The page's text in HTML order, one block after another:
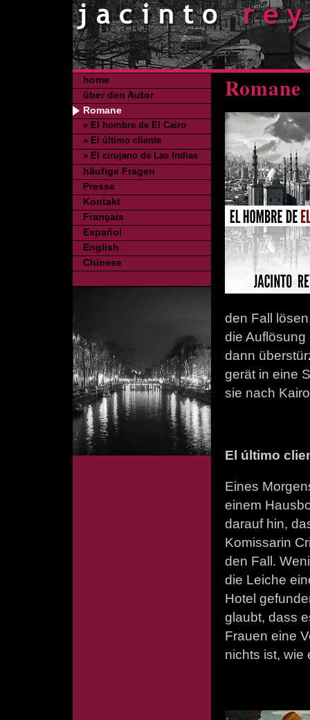
home
über den Autor
Romane
» El hombre de El Cairo
» El último cliente
» El cirujano de Las Indias
häufige Fragen
Presse
Kontakt
Français
Español
English
Chinese
Romane
den Fall
die
dann
gerät in eine
sie nach
El último
Eines
einem
darauf hin,
Komissarin
den Fall.
die Leiche
Hotel
glaubt, dass
Frauen eine
nichts ist,